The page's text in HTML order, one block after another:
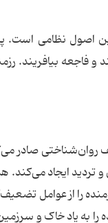
اصول نظامی
فاجعه بیافریند.
روان‌شناختی صادر
ایجاد می‌کند.
را از عوامل
را به یاد خاک و